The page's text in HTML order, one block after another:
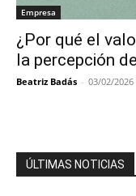
Empresa
¿Por qué el
la percepción
Beatriz Badás - 03/02/2026
ÚLTIMAS NOTICIAS